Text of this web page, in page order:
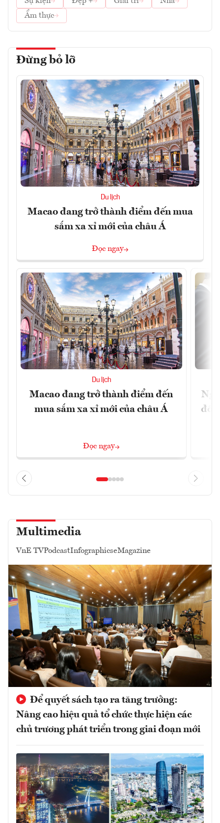
Ẩm thực
Đừng bỏ lỡ
Du lịch
Macao đang trở thành điểm đến mua
sắm xa xỉ mới của châu Á
Đọc ngay
Du lịch
Macao đang trở thành điểm đến
mua sắm xa xỉ mới của châu Á
Đọc ngay
đổi
Multimedia
VnE TVPodcastInfographicseMagazine
Để quyết sách tạo ra tăng trưởng:
Nâng cao hiệu quả tổ chức thực hiện các
chủ trương phát triển trong giai đoạn mới